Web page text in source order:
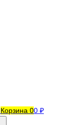
Корзина 00 ₽